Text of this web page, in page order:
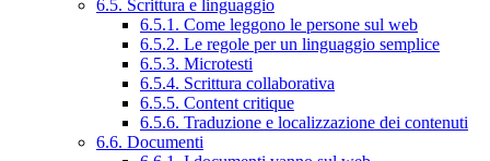
6.5. Scrittura e linguaggio
6.5.1. Come leggono le persone sul web
6.5.2. Le regole per un linguaggio semplice
6.5.3. Microtesti
6.5.4. Scrittura collaborativa
6.5.5. Content critique
6.5.6. Traduzione e localizzazione dei contenuti
6.6. Documenti